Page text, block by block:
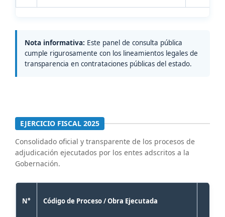
Nota informativa: Este panel de consulta pública
cumple rigurosamente con los lineamientos legales de
transparencia en contrataciones públicas del estado.
EJERCICIO FISCAL 2025
Consolidado oficial y transparente de los procesos de
adjudicación ejecutados por los entes adscritos a la
Gobernación.
N° Código de Proceso / Obra Ejecutada